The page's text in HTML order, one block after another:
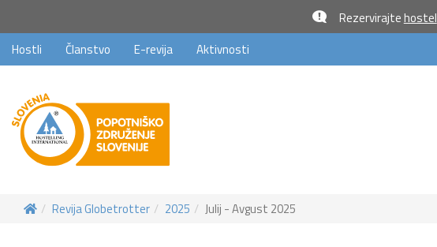
Rezervirajtehostel
Hostli Članstvo E-revija Aktivnosti
Revija Globetrotter 2025 Julij - Avgust 2025